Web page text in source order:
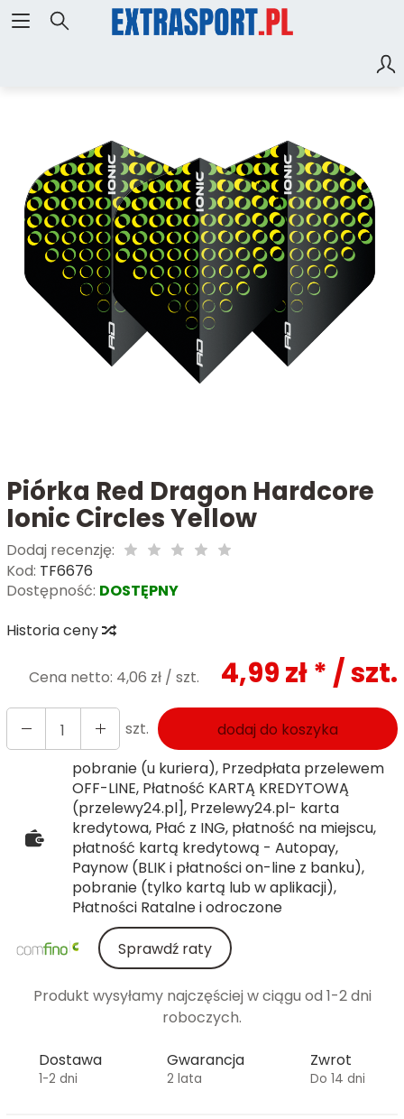
Piórka Red Dragon Hardcore
Ionic Circles Yellow
Dodaj recenzję:
Kod: TF6676
Dostępność: DOSTĘPNY
Historia ceny
Cena netto: 4,06 zł / szt. 4,99 zł * / szt.
szt.
dodaj do koszyka
pobranie (u kuriera), Przedpłata przelewem
OFF-LINE, Płatność KARTĄ KREDYTOWĄ
(przelewy24.pl], Przelewy24.pl- karta
kredytowa, Płać z ING, płatność na miejscu,
płatność kartą kredytową - Autopay,
Paynow (BLIK i płatności on-line z banku),
pobranie (tylko kartą lub w aplikacji),
Płatności Ratalne i odroczone
Sprawdź raty
Produkt wysyłamy najczęściej w ciągu od 1-2 dni
roboczych.
Dostawa
1-2 dni
Gwarancja
2 lata
Zwrot
Do 14 dni